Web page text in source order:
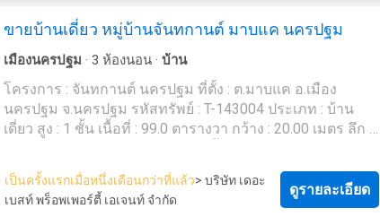
สำคัญ ยกยอมารีน่า, วัด
ทองนพคุณ, รพ.ตากสิน ฯลฯ
ขายบ้านเดี่ยว หมู่บ้านจันทกานต์ มาบแค นครปฐม
เมืองนครปฐม · 3 ห้องนอน · บ้าน
โครงการ : จันทกานต์ นครปฐม ที่ตั้ง : ต.มาบแค อ.เมือง
นครปฐม จ.นครปฐม รหัสทรัพย์ : T-143004 ประเภท : บ้าน
เดี่ยว สูง : 1 ชั้น เนื้อที่ : 99.0 ตารางวา กว้าง : 20.00 เมตร ลึก :
โถง, ห้องครัว จอดรถได้ : 2 คัน ทิศ : เหนือ รายละเอียดเพิ่มเติม
: บ้านเดี่ยว 1 ชั้น ใกล้ทางด่วน M81 บรรยากาศดี เงียบสงบ เดิน
ทางสะดวก ของแถม : แอร์ 2 เครื่อง, เครื่องทำน้ำอุ่น 1 เครื่อง,
เป็นครั้งแรกเมื่อหนึ่งเดือนกว่าที่แล้ว> บริษัท เดอะ
เบสท์ พร็อพเพอร์ตี้ เอเจนท์ จำกัด
ดูรายละเอียด